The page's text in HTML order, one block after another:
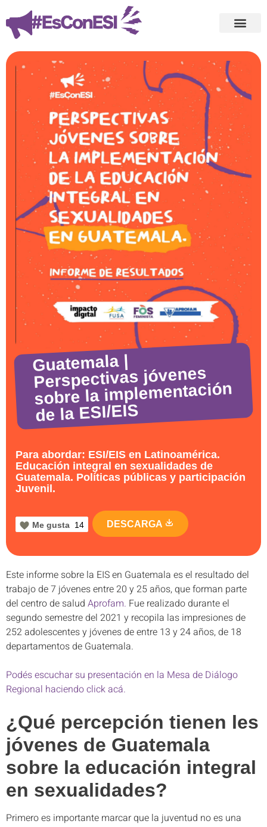
Guatemala |
Perspectivas jóvenes
sobre la implementación
de la ESI/EIS
Para abordar: ESI/EIS en Latinoamérica.
Educación integral en sexualidades de
Guatemala. Políticas públicas y participación
Juvenil.
Me gusta 14 DESCARGA
Este informe sobre la EIS en Guatemala es el resultado del
trabajo de 7 jóvenes entre 20 y 25 años, que forman parte
del centro de salud Aprofam. Fue realizado durante el
segundo semestre del 2021 y recopila las impresiones de
252 adolescentes y jóvenes de entre 13 y 24 años, de 18
departamentos de Guatemala.
Podés escuchar su presentación en la Mesa de Diálogo
Regional haciendo click acá.
¿Qué percepción tienen les
jóvenes de Guatemala
sobre la educación integral
en sexualidades?
Primero es importante marcar que la juventud no es una